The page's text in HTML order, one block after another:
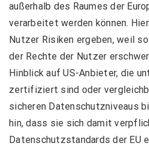
außerhalb des Raumes der
verarbeitet werden können.
Nutzer Risiken ergeben, weil
der Rechte der Nutzer
Hinblick auf US-Anbieter, die
zertifiziert sind oder
sicheren Datenschutzniveaus
hin, dass sie sich damit
Datenschutzstandards der EU